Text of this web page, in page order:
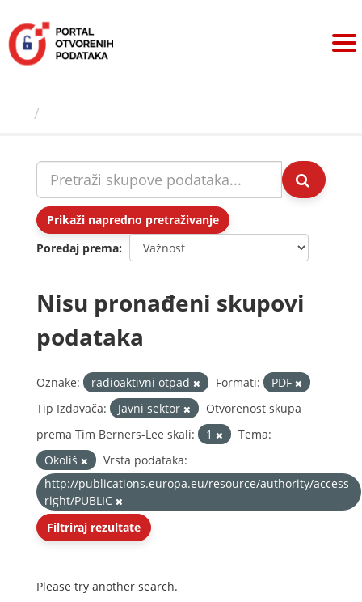
sadržaj
Prikaži napredno pretraživanje
Poredaj prema
Nisu pronađeni skupovi
podataka
Oznake: radioaktivni otpad Formati:
PDF
Tip Izdavača:
Javni sektor
Otvorenost skupa
prema Tim Berners-Lee skali:
1
Tema:
Okoliš
Vrsta podataka:
http://publications.europa.eu/resource/authority/access-
right/PUBLIC
Filtriraj rezultate
Please try another search.